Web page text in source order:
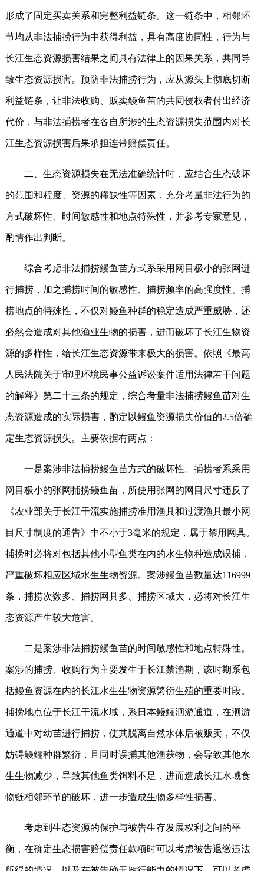
形成了固定买卖关系和完整利益链条。这一链条中，相邻环
节均从非法捕捞行为中获得利益，具有高度协同性，行为与
长江生态资源损害结果之间具有法律上的因果关系，共同导
致生态资源损害。预防非法捕捞行为，应从源头上彻底切断
利益链条，让非法收购、贩卖鳗鱼苗的共同侵权者付出经济
代价，与非法捕捞者在各自所涉的生态资源损失范围内对长
江生态资源损害后果承担连带赔偿责任。
二、生态资源损失在无法准确统计时，应结合生态破坏
的范围和程度、资源的稀缺性等因素，充分考量非法行为的
方式破坏性、时间敏感性和地点特殊性，并参考专家意见，
酌情作出判断。
综合考虑非法捕捞鳗鱼苗方式系采用网目极小的张网进
行捕捞，加之捕捞时间的敏感性、捕捞频率的高强度性、捕
捞地点的特殊性，不仅对鳗鱼种群的稳定造成严重威胁，还
必然会造成对其他渔业生物的损害，进而破坏了长江生物资
源的多样性，给长江生态资源带来极大的损害。依照《最高
人民法院关于审理环境民事公益诉讼案件适用法律若干问题
的解释》第二十三条的规定，综合考量非法捕捞鳗鱼苗对生
态资源造成的实际损害，酌定以鳗鱼资源损失价值的2.5倍确
定生态资源损失。主要依据有两点：
一是案涉非法捕捞鳗鱼苗方式的破坏性。捕捞者系采用
网目极小的张网捕捞鳗鱼苗，所使用张网的网目尺寸违反了
《农业部关于长江干流实施捕捞准用渔具和过渡渔具最小网
目尺寸制度的通告》中不小于3毫米的规定，属于禁用网具。
捕捞时必将对包括其他小型鱼类在内的水生物种造成误捕，
严重破坏相应区域水生生物资源。案涉鳗鱼苗数量达116999
条，捕捞次数多、捕捞网具多、捕捞区域大，必将对长江生
态资源产生较大危害。
二是案涉非法捕捞鳗鱼苗的时间敏感性和地点特殊性。
案涉的捕捞、收购行为主要发生于长江禁渔期，该时期系包
括鳗鱼资源在内的长江水生生物资源繁衍生殖的重要时段。
捕捞地点位于长江干流水域，系日本鳗鲡洄游通道，在洄游
通道中对幼苗进行捕捞，使其脱离自然水体后被贩卖，不仅
妨碍鳗鲡种群繁衍，且同时误捕其他渔获物，会导致其他水
生生物减少，导致其他鱼类饵料不足，进而造成长江水域食
物链相邻环节的破坏，进一步造成生物多样性损害。
考虑到生态资源的保护与被告生存发展权利之间的平
衡，在确定生态损害赔偿责任款项时可以考虑被告退缴违法